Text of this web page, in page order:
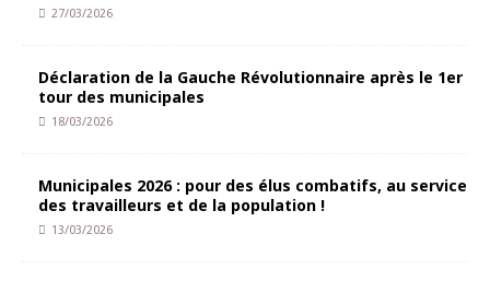
27/03/2026
Déclaration de la Gauche Révolutionnaire après le 1er
tour des municipales
18/03/2026
Municipales 2026 : pour des élus combatifs, au service
des travailleurs et de la population !
13/03/2026